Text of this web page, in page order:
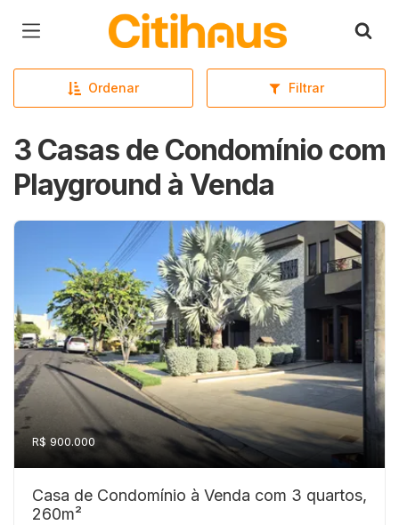
Página inicial
Ordenar Filtrar
3 Casas de Condomínio com
Playground à Venda
R$ 900.000
Casa de Condomínio à Venda com 3 quartos,
260m²